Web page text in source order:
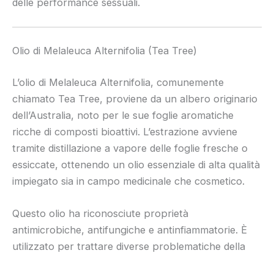
delle performance sessuali.
Olio di Melaleuca Alternifolia (Tea Tree)
L’olio di Melaleuca Alternifolia, comunemente
chiamato Tea Tree, proviene da un albero originario
dell’Australia, noto per le sue foglie aromatiche
ricche di composti bioattivi. L’estrazione avviene
tramite distillazione a vapore delle foglie fresche o
essiccate, ottenendo un olio essenziale di alta qualità
impiegato sia in campo medicinale che cosmetico.
Questo olio ha riconosciute proprietà
antimicrobiche, antifungiche e antinfiammatorie. È
utilizzato per trattare diverse problematiche della